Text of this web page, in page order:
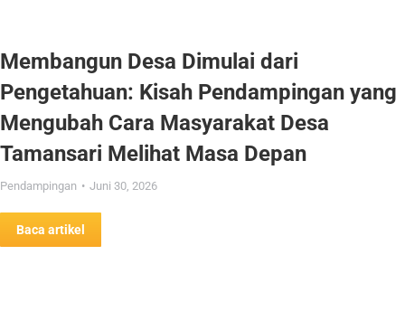
Membangun Desa Dimulai dari
Pengetahuan: Kisah Pendampingan yang
Mengubah Cara Masyarakat Desa
Tamansari Melihat Masa Depan
Pendampingan Juni 30, 2026
Baca artikel